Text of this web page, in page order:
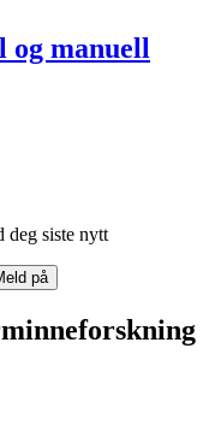
og manuell
deg siste nytt